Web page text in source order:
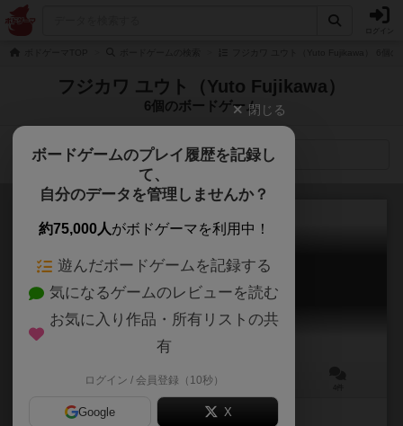
フジカワ ユウト（Yuto Fujikawa）
6個のボードゲーム
検索メニュー
スーパーススルスープ
Super Susuru Soup
15～20分
ラーメン一筋頑固30年。流行を追う。
閉じる
ボードゲームのプレイ履歴を記録し
て、
自分のデータを管理しませんか？
約75,000人がボドゲーマを利用中！
遊んだボードゲームを記録する
気になるゲームのレビューを読む
お気に入り作品・所有リストの共
有
ログイン / 会員登録（10秒）
Google X